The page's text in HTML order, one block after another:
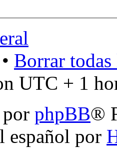
• Borrar
UTC + 1
phpBB®
español por